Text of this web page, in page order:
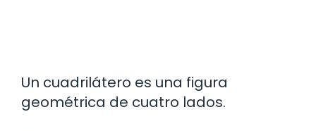
Un cuadrilátero es una figura
geométrica de cuatro lados.